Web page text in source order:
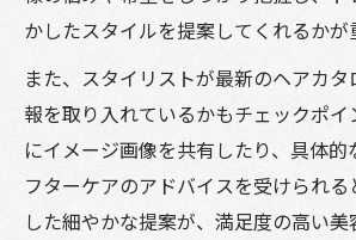
かしたスタイルを提案してくれるかが
また、スタイリストが最新のヘアカ
報を取り入れているかもチェックポイ
にイメージ画像を共有したり、具体
フターケアのアドバイスを受けられる
した細やかな提案が、満足度の高い